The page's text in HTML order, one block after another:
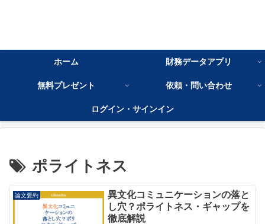
ホーム 財務データアプリ
無料プレゼント 依頼・問い合わせ
ログイン・サインイン
ポライトネス
論文要約
異文化コミュニケーションの落と
し穴？ポライトネス・ギャップを
徹底解説